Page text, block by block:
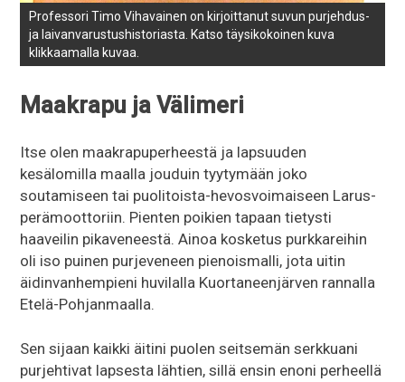
Professori Timo Vihavainen on kirjoittanut suvun purjehdus-
ja laivanvarustushistoriasta. Katso täysikokoinen kuva
klikkaamalla kuvaa.
Maakrapu ja Välimeri
Itse olen maakrapuperheestä ja lapsuuden
kesälomilla maalla jouduin tyytymään joko
soutamiseen tai puolitoista-hevosvoimaiseen Larus-
perämoottoriin. Pienten poikien tapaan tietysti
haaveilin pikaveneestä. Ainoa kosketus purkkareihin
oli iso puinen purjeveneen pienoismalli, jota uitin
äidinvanhempieni huvilalla Kuortaneenjärven rannalla
Etelä-Pohjanmaalla.
Sen sijaan kaikki äitini puolen seitsemän serkkuani
purjehtivat lapsesta lähtien, sillä ensin enoni perheellä